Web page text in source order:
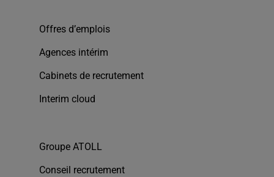
Offres d’emplois
Agences intérim
Cabinets de recrutement
Interim cloud
Groupe ATOLL
Conseil recrutement